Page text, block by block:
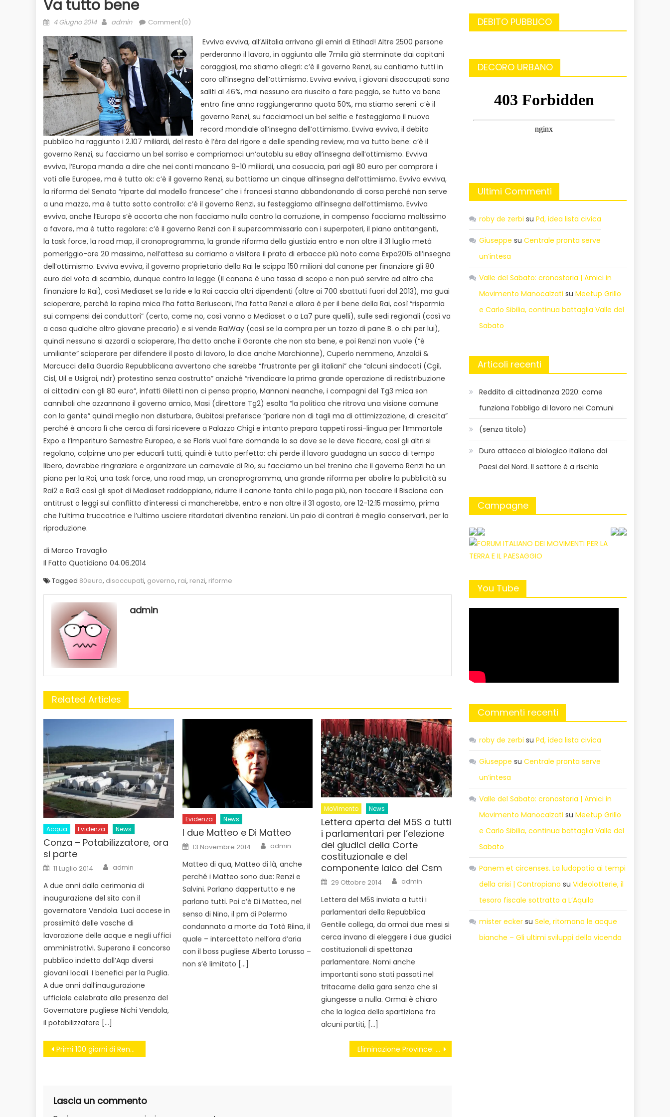
Va tutto bene
Posted
4 Giugno 2014 Author
admin Comment(0)
Evviva evviva, all’Alitalia arrivano gli emiri di Etihad! Altre 2500 persone
perderanno il lavoro, in aggiunta alle 7mila già sterminate dai capitani
coraggiosi, ma stiamo allegri: c’è il governo Renzi, su cantiamo tutti in
coro all’insegna dell’ottimismo. Evviva evviva, i giovani disoccupati sono
saliti al 46%, mai nessuno era riuscito a fare peggio, se tutto va bene
entro fine anno raggiungeranno quota 50%, ma stiamo sereni: c’è il
governo Renzi, su facciamoci un bel selfie e festeggiamo il nuovo
record mondiale all’insegna dell’ottimismo. Evviva evviva, il debito
pubblico ha raggiunto i 2.107 miliardi, del resto è l’èra del rigore e delle spending review, ma va tutto bene: c’è il
governo Renzi, su facciamo un bel sorriso e compriamoci un’autoblu su eBay all’insegna dell’ottimismo. Evviva
evviva, l’Europa manda a dire che nei conti mancano 9-10 miliardi, una cosuccia, pari agli 80 euro per comprare i
voti alle Europee, ma è tutto ok: c’è il governo Renzi, su battiamo un cinque all’insegna dell’ottimismo. Evviva evviva,
la riforma del Senato “riparte dal modello francese” che i francesi stanno abbandonando di corsa perché non serve
a una mazza, ma è tutto sotto controllo: c’è il governo Renzi, su festeggiamo all’insegna dell’ottimismo. Evviva
evviva, anche l’Europa s’è accorta che non facciamo nulla contro la corruzione, in compenso facciamo moltissimo
a favore, ma è tutto regolare: c’è il governo Renzi con il supercommissario con i superpoteri, il piano antitangenti,
la task force, la road map, il cronoprogramma, la grande riforma della giustizia entro e non oltre il 31 luglio metà
pomeriggio-ore 20 massimo, nell’attesa su corriamo a visitare il prato di erbacce più noto come Expo2015 all’insegna
dell’ottimismo. Evviva evviva, il governo proprietario della Rai le scippa 150 milioni dal canone per finanziare gli 80
euro del voto di scambio, dunque contro la legge (il canone è una tassa di scopo e non può servire ad altro che
finanziare la Rai), così Mediaset se la ride e la Rai caccia altri dipendenti (oltre ai 700 sbattuti fuori dal 2013), ma guai
scioperare, perché la rapina mica l’ha fatta Berlusconi, l’ha fatta Renzi e allora è per il bene della Rai, così “risparmia
sui compensi dei conduttori” (certo, come no, così vanno a Mediaset o a La7 pure quelli), sulle sedi regionali (così va
a casa qualche altro giovane precario) e si vende RaiWay (così se la compra per un tozzo di pane B. o chi per lui),
quindi nessuno si azzardi a scioperare, l’ha detto anche il Garante che non sta bene, e poi Renzi non vuole (“è
umiliante” scioperare per difendere il posto di lavoro, lo dice anche Marchionne), Cuperlo nemmeno, Anzaldi &
Marcucci della Guardia Repubblicana avvertono che sarebbe “frustrante per gli italiani” che “alcuni sindacati (Cgil,
Cisl, Uil e Usigrai, ndr) protestino senza costrutto” anziché “rivendicare la prima grande operazione di redistribuzione
ai cittadini con gli 80 euro”, infatti Giletti non ci pensa proprio, Mannoni neanche, i compagni del Tg3 mica son
cannibali che azzannano il governo amico, Masi (direttore Tg2) esalta “la politica che ritrova una visione comune
con la gente” quindi meglio non disturbare, Gubitosi preferisce “parlare non di tagli ma di ottimizzazione, di crescita”
perché è ancora lì che cerca di farsi ricevere a Palazzo Chigi e intanto prepara tappeti rossi-lingua per l’Immortale
Expo e l’Imperituro Semestre Europeo, e se Floris vuol fare domande lo sa dove se le deve ficcare, così gli altri si
regolano, colpirne uno per educarli tutti, quindi è tutto perfetto: chi perde il lavoro guadagna un sacco di tempo
libero, dovrebbe ringraziare e organizzare un carnevale di Rio, su facciamo un bel trenino che il governo Renzi ha un
piano per la Rai, una task force, una road map, un cronoprogramma, una grande riforma per abolire la pubblicità su
Rai2 e Rai3 così gli spot di Mediaset raddoppiano, ridurre il canone tanto chi lo paga più, non toccare il Biscione con
antitrust o leggi sul conflitto d’interessi ci mancherebbe, entro e non oltre il 31 agosto, ore 12-12:15 massimo, prima
che l’ultima truccatrice e l’ultimo usciere ritardatari diventino renziani. Un paio di contrari è meglio conservarli, per la
riproduzione.
di Marco Travaglio
Il Fatto Quotidiano 04.06.2014
Tagged 80euro, disoccupati, governo, rai, renzi, riforme
admin
Related Articles
Acqua Evidenza News
Conza – Potabilizzatore, ora
si parte
Posted
on
11 Luglio 2014 Author
admin
A due anni dalla cerimonia di
inaugurazione del sito con il
governatore Vendola. Luci accese in
prossimità delle vasche di
lavorazione delle acque e negli uffici
amministrativi. Superano il concorso
pubblico indetto dall’Aqp diversi
giovani locali. I benefici per la Puglia.
A due anni dall’inaugurazione
ufficiale celebrata alla presenza del
Governatore pugliese Nichi Vendola,
il potabilizzatore […]
Evidenza News
I due Matteo e Di Matteo
Posted
on
13 Novembre 2014 Author
admin
Matteo di qua, Matteo di là, anche
perché i Matteo sono due: Renzi e
Salvini. Parlano dappertutto e ne
parlano tutti. Poi c’è Di Matteo, nel
senso di Nino, il pm di Palermo
condannato a morte da Totò Riina, il
quale – intercettato nell’ora d’aria
con il boss pugliese Alberto Lorusso –
non s’è limitato […]
MoVimento News
Lettera aperta del M5S a tutti
i parlamentari per l’elezione
dei giudici della Corte
costituzionale e del
componente laico del Csm
Posted
on
29 Ottobre 2014 Author
admin
Lettera del M5S inviata a tutti i
parlamentari della Repubblica
Gentile collega, da ormai due mesi si
cerca invano di eleggere i due giudici
costituzionali di spettanza
parlamentare. Nomi anche
importanti sono stati passati nel
tritacarne della gara senza che si
giungesse a nulla. Ormai è chiaro
che la logica della spartizione fra
alcuni partiti, […]
Navigazione
Primi 100 giorni di Renzi: scade anche la promessa sul conflitto di interessi Eliminazione Province: obiettivo raggiunto!
Lascia un commento
DEBITO PUBBLICO
DECORO URBANO
Ultimi Commenti
roby de zerbi suPd, idea lista civica
Giuseppe suCentrale pronta serve
un’intesa
Valle del Sabato: cronostoria | Amici in
Movimento Manocalzati suMeetup Grillo
e Carlo Sibilia, continua battaglia Valle del
Sabato
Articoli recenti
Reddito di cittadinanza 2020: come
funziona l’obbligo di lavoro nei Comuni
(senza titolo)
Duro attacco al biologico italiano dai
Paesi del Nord. Il settore è a rischio
Campagne
You Tube
Commenti recenti
roby de zerbi suPd, idea lista civica
Giuseppe suCentrale pronta serve
un’intesa
Valle del Sabato: cronostoria | Amici in
Movimento Manocalzati suMeetup Grillo
e Carlo Sibilia, continua battaglia Valle del
Sabato
Panem et circenses. La ludopatia ai tempi
della crisi | Contropiano suVideolotterie, il
tesoro fiscale sottratto a L’Aquila
mister ecker suSele, ritornano le acque
bianche – Gli ultimi sviluppi della vicenda